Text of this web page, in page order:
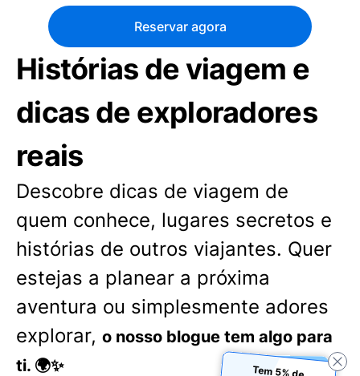
Reservar agora
Histórias de viagem e
dicas de exploradores
reais
Descobre dicas de viagem de
quem conhece, lugares secretos e
histórias de outros viajantes. Quer
estejas a planear a próxima
aventura ou simplesmente adores
explorar, o nosso blogue tem algo para
ti. 🌍✨
Tem 5% de
desconto ao
reservar na nossa